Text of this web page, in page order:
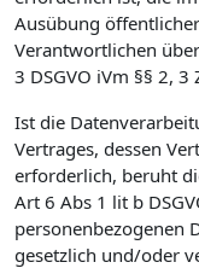
Ausübung
Verantwortlichen
3 DSGVO iVm §§ 2, 3
Ist die
Vertrages, dessen
erforderlich, beruht
Art 6 Abs 1 lit b
personenbezogenen
gesetzlich und/oder